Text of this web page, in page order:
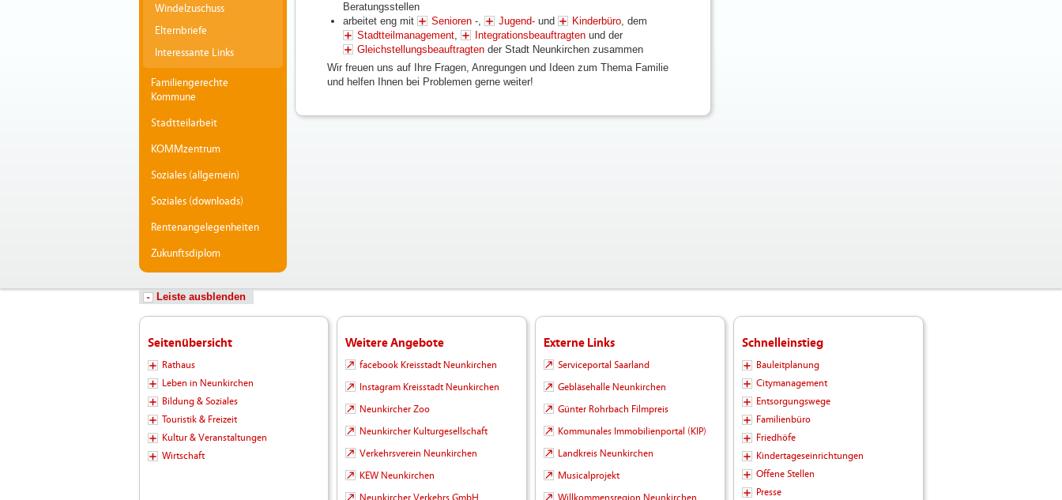
Windelzuschuss
Elternbriefe
Interessante Links
Familiengerechte
Kommune
Stadtteilarbeit
KOMMzentrum
Soziales (allgemein)
Soziales (downloads)
Rentenangelegenheiten
Zukunftsdiplom
Beratungsstellen
arbeitet eng mit
Senioren-, Jugend- und Kinderbüro, dem
Stadtteilmanagement, Integrationsbeauftragten und der
Gleichstellungsbeauftragtender Stadt Neunkirchen zusammen
Wir freuen uns auf Ihre Fragen, Anregungen und Ideen zum Thema Familie
und helfen Ihnen bei Problemen gerne weiter!
Leiste ausblenden
Seitenübersicht
Rathaus
Leben in Neunkirchen
Bildung & Soziales
Touristik & Freizeit
Kultur & Veranstaltungen
Wirtschaft
Weitere Angebote
facebook Kreisstadt Neunkirchen
Instagram Kreisstadt Neunkirchen
Neunkircher Zoo
Neunkircher Kulturgesellschaft
Verkehrsverein Neunkirchen
KEW Neunkirchen
Neunkircher Verkehrs GmbH
Externe Links
Serviceportal Saarland
Gebläsehalle Neunkirchen
Günter Rohrbach Filmpreis
Kommunales Immobilienportal (KIP)
Landkreis Neunkirchen
Musicalprojekt
Willkommensregion Neunkirchen
Schnelleinstieg
Bauleitplanung
Citymanagement
Entsorgungswege
Familienbüro
Friedhöfe
Kindertageseinrichtungen
Offene Stellen
Presse